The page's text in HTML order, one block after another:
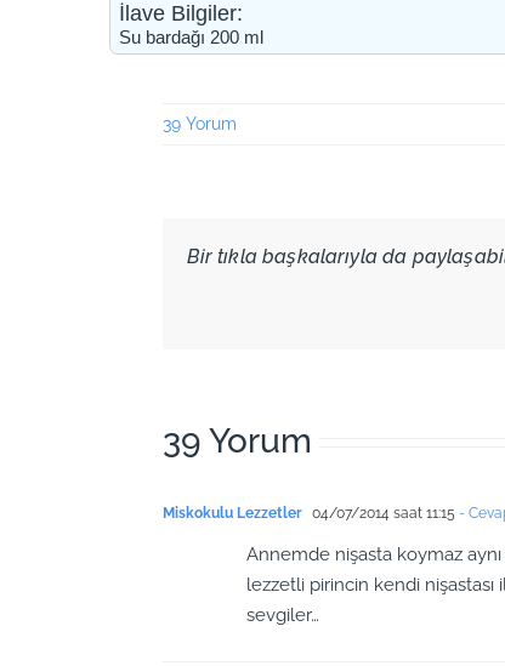
İlave Bilgiler:
Su bardağı 200 ml
39 Yorum
Bir tıkla başkalarıyla da
39 Yorum
Miskokulu Lezzetler 04/07/2014 saat 11:15 -
Annemde nişasta koymaz
lezzetli pirincin kendi
sevgiler…